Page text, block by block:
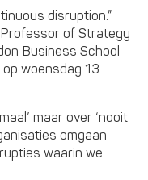
disruption.”
of Strategy
Business School
woensdag 13
maar over ‘nooit
omgaan
waarin we